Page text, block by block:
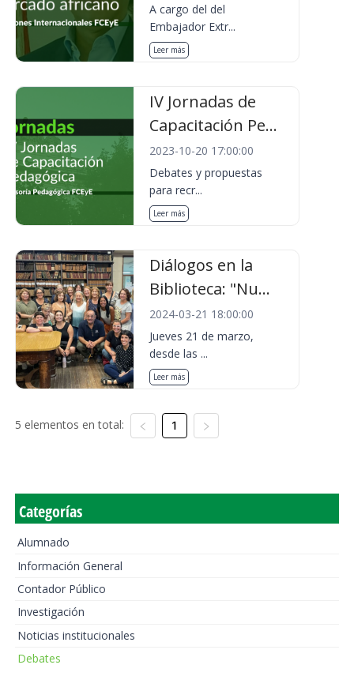
A cargo del del
Embajador Extr...
Leer más
IV Jornadas de
Capacitación Pe...
2023-10-20 17:00:00
Debates y propuestas
para recr...
Leer más
Diálogos en la
Biblioteca: "Nu...
2024-03-21 18:00:00
Jueves 21 de marzo,
desde las ...
Leer más
5 elementos en total: 1
Categorías
Alumnado
Información General
Contador Público
Investigación
Noticias institucionales
Debates